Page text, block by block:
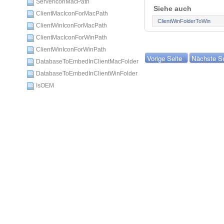
ServerIconMacPath
ClientMacIconForMacPath
ClientWinIconForMacPath
ClientMacIconForWinPath
ClientWinIconForWinPath
DatabaseToEmbedInClientMacFolder
DatabaseToEmbedInClientWinFolder
IsOEM
Siehe auch
ClientWinFolderToWin
Vorige Seite Nächste